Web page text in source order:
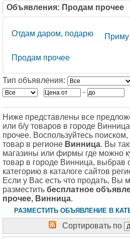
Объявления: Продам прочее
Отдам даром, подарю
Продам прочее
Тип объявления:
-
Ниже представлены все
или б/у товаров в городе
прочее. Воспользуйтесь
товар в регионе Винница. Вы
магазины или фирмы где можно
товар в городе Винница, выбрав
категорию в каталоге сайтов
Если у Вас есть что продать, Вы
разместить бесплатное
прочее, Винница.
РАЗМЕСТИТЬ ОБЪЯВЛЕНИЕ В
Сортировать по